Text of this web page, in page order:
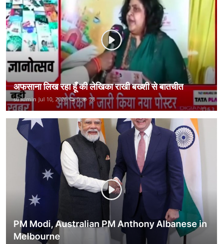
कानून
राजनीति
वीडियो
अफसाना लिख रहा हूँ की लेखिका राखी बख्शी से बातचीत
suadmin Jul 10, 2026 0 28
PM Modi, Australian PM Anthony Albanese in
Melbourne